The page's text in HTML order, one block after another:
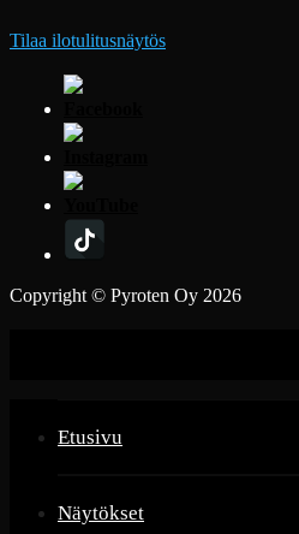
Tilaa ilotulitusnäytös
Copyright © Pyroten Oy 2026
Etusivu
Näytökset